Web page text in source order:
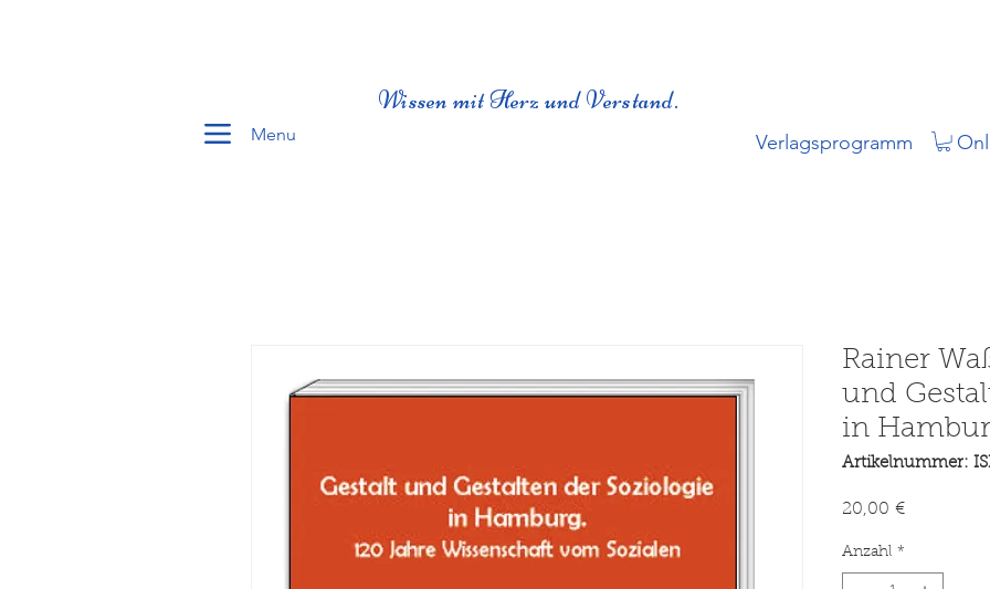
Menu
Wissen mit Herz und Verstand.
Verlagsprogramm
Rainer
und
in
Artikelnummer:
20,00 €Preis
Anzahl *